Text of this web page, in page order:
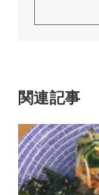
関連記事